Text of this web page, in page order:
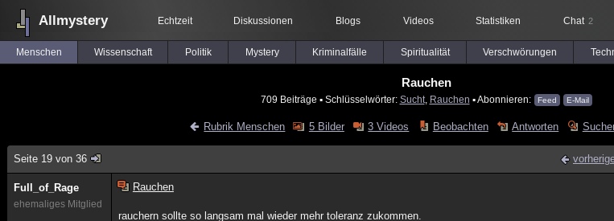
Allmystery Echtzeit Diskussionen Blogs Videos Statistiken Chat 2
Menschen Wissenschaft Politik Mystery Kriminalfälle Spiritualität Verschwörungen
Rauchen
709 Beiträge ▪ Schlüsselwörter: Sucht, Rauchen ▪ Abonnieren: Feed E-Mail
Rubrik Menschen 5 Bilder 3 Videos Beobachten Antworten
Seite 19 von 36
Full_of_Rage
ehemaliges Mitglied
Rauchen
rauchern sollte so langsam mal wieder mehr toleranz zukommen.